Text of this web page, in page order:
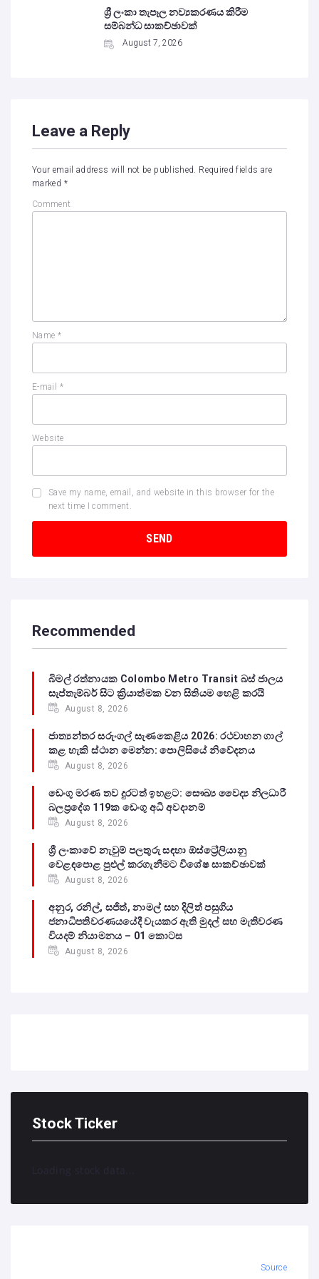
ශ්‍රී ලංකා තැපෑල නව්‍යකරණය කිරීම
සම්බන්ධ සාකච්ඡාවක්
August 7, 2026
Leave a Reply
Your email address will not be published. Required fields are
marked *
Comment
Name *
E-mail *
Website
Save my name, email, and website in this browser for the
next time I comment.
Recommended
බිමල් රත්නායක Colombo Metro Transit බස් ජාලය
සැප්තැම්බර් සිට ක්‍රියාත්මක වන සිතියම හෙළි කරයි
August 8, 2026
ජාත්‍යන්තර සරුංගල් සැණකෙළිය 2026: රථවාහන ගාල්
කළ හැකි ස්ථාන මෙන්න: පොලිසියේ නිවේදනය
August 8, 2026
ඩෙංගු මරණ තව දුරටත් ඉහළට: සෞඛ්‍ය වෛද්‍ය නිලධාරී
බලප්‍රදේශ 119ක ඩෙංගු අධි අවදානම්
August 8, 2026
ශ්‍රී ලංකාවේ නැවුම් පලතුරු සඳහා ඕස්ට්‍රේලියානු
වෙළඳපොළ පුළුල් කරගැනීමට විශේෂ සාකච්ඡාවක්
August 8, 2026
අනුර, රනිල්, සජිත්, නාමල් සහ දිලිත් පසුගිය
ජනාධිපතිවරණයයේදී වැයකර ඇති මුදල් සහ මැතිවරණ
වියදම් නියාමනය – 01 කොටස
August 8, 2026
Stock Ticker
Loading stock data...
Source